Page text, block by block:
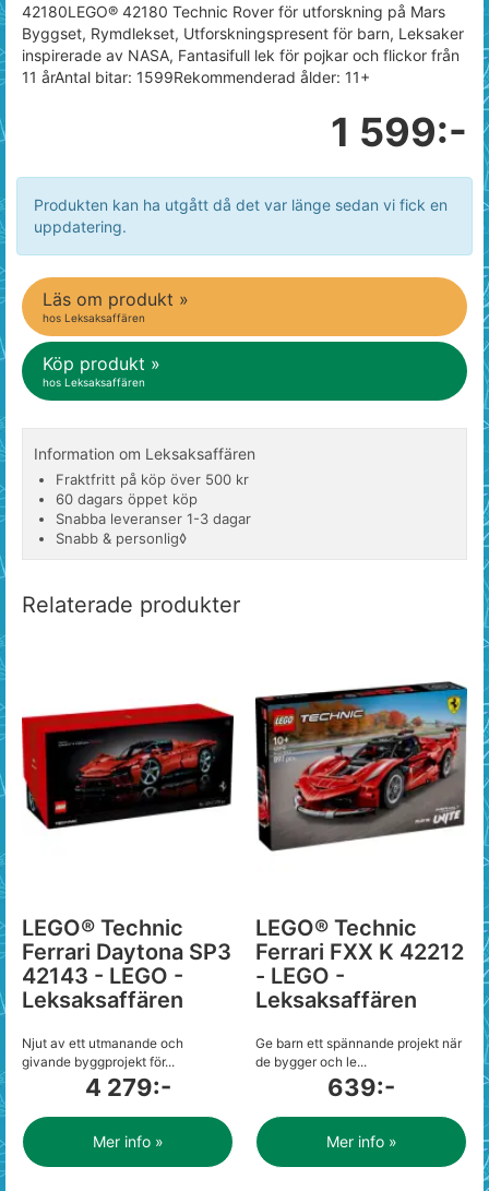
42180LEGO® 42180 Technic Rover för utforskning på Mars
Byggset, Rymdlekset, Utforskningspresent för barn, Leksaker
inspirerade av NASA, Fantasifull lek för pojkar och flickor från
11 årAntal bitar: 1599Rekommenderad ålder: 11+
1 599:-
Produkten kan ha utgått då det var länge sedan vi fick en
uppdatering.
Läs om produkt »
hos Leksaksaffären
Köp produkt »
hos Leksaksaffären
Information om Leksaksaffären
Fraktfritt på köp över 500 kr
60 dagars öppet köp
Snabba leveranser 1-3 dagar
Snabb & personlig◊
Relaterade produkter
LEGO® Technic
Ferrari Daytona SP3
42143 - LEGO -
Leksaksaffären
Njut av ett utmanande och
givande byggprojekt för...
4 279:-
Mer info »
LEGO® Technic
Ferrari FXX K 42212
- LEGO -
Leksaksaffären
Ge barn ett spännande projekt när
de bygger och le...
639:-
Mer info »